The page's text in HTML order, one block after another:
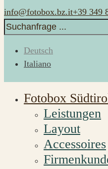
info@fotobox.bz.it+39 349
Search
for:
Deutsch
Italiano
Fotobox
Leistungen
Layout
Accessoires